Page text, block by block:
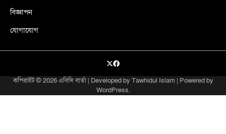
বিজ্ঞাপন
যোগাযোগ
X facebook
কপিরাইট © 2026এবিসি বার্তা| Developed by Tawhidul Islam | Powered by
WordPress.